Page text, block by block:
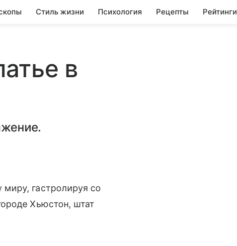
Стиль жизни Психология Рецепты Рейтинги
в
гастролируя со
Хьюстон, штат